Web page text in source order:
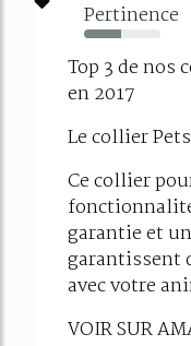
Pertinence
48%
Top 3 de nos
en 2017
Le collier
Ce collier
garantie et
garantissent
avec votre
VOIR SUR